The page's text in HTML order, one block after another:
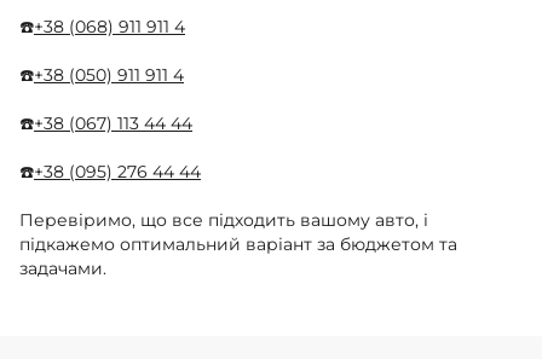
☎️+38 (068) 911 911 4
☎️+38 (050) 911 911 4
☎️+38 (067) 113 44 44
☎️+38 (095) 276 44 44
Перевіримо, що все підходить вашому авто, і
підкажемо оптимальний варіант за бюджетом та
задачами.